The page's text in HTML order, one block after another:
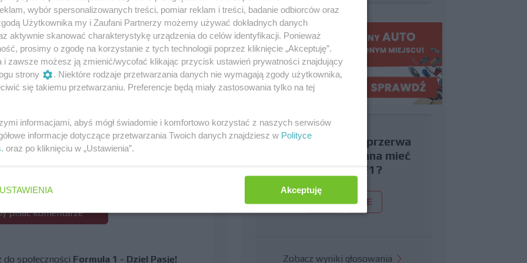
zakręcie
0
sobie, że Alonso chciałby jechać
nie lubi wąchać spalin przeciwników a Michaela w
z Renault i będzie chciał się pokazać jak
się tylko po 1 punkt to strasznie ryzykowne a i
pisać komentarze
do społeczności Formula 1 - Dziel Pasję!
Czy uważasz, że przerwa
wakacyjna powinna mieć
miejsce w F1?
TAK NIE
Zobacz wyniki głosowania
wybór spersonalizowanych treści, pomiar reklam i treści, badanie odbiorców oraz
Użytkownika my i Zaufani Partnerzy możemy używać dokładnych danych
aktywnie skanować charakterystykę urządzenia do celów identyfikacji. Ponieważ
prosimy o zgodę na korzystanie z tych technologii poprzez kliknięcie „Akceptuję”.
i zawsze możesz ją zmienić/wycofać klikając przycisk ustawień prywatności znajdujący
strony
. Niektóre rodzaje przetwarzania danych nie wymagają zgody użytkownika,
się takiemu przetwarzaniu. Preferencje będą miały zastosowania tylko na tej
informacjami, abyś mógł świadomie i komfortowo korzystać z naszych serwisów
informacje dotyczące przetwarzania Twoich danych znajdziesz w Polityce
. oraz po kliknięciu w „Ustawienia”.
USTAWIENIA Akceptuję